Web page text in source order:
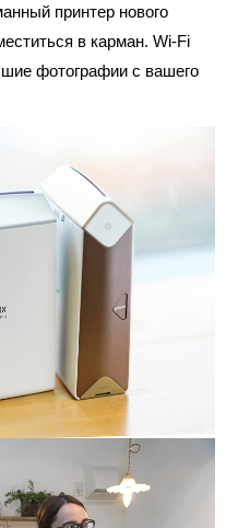
принтер нового
в карман. Wi-Fi
фотографии с вашего